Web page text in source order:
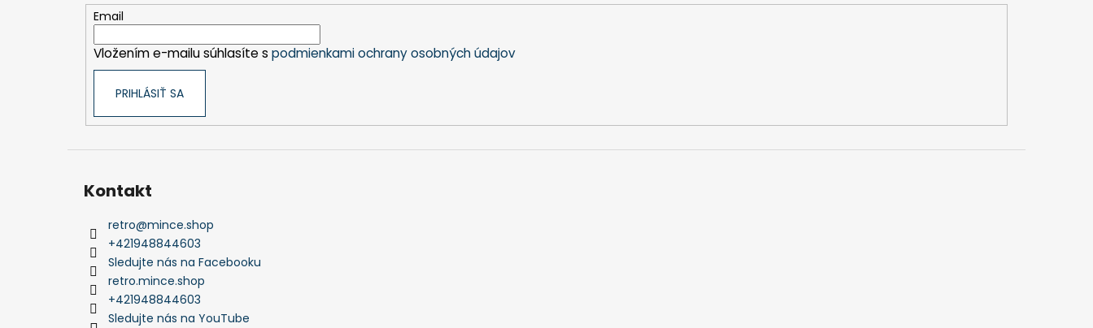
Email
Vložením e-mailu súhlasíte s podmienkami ochrany osobných údajov
PRIHLÁSIŤ SA
Kontakt
retro@mince.shop
+421948844603
Sledujte nás na Facebooku
retro.mince.shop
+421948844603
Sledujte nás na YouTube